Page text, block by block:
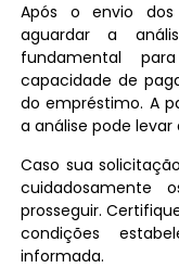
Após o envio
aguardar a
fundamental
capacidade de
do empréstimo. A
a análise pode
Caso sua
prosseguir.
condições
informada.